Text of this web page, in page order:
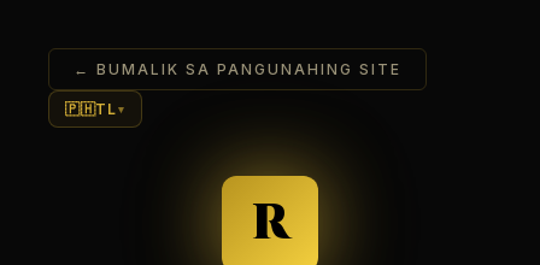
← BUMALIK SA PANGUNAHING SITE
🇵🇭TL▾
R